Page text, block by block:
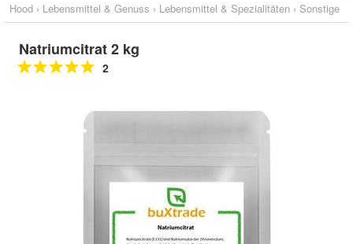
Hood › Lebensmittel & Genuss › Lebensmittel & Spezialitäten › Sonstige
Natriumcitrat 2 kg
2